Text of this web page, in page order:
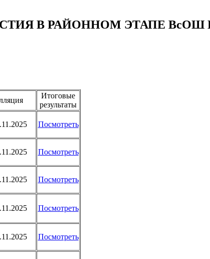
В РАЙОННОМ ЭТАПЕ ВсОШ
Итоговые
результаты
Посмотреть
Посмотреть
Посмотреть
Посмотреть
Посмотреть